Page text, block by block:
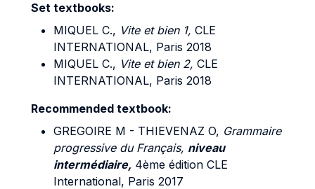
Set textbooks:
MIQUEL C., Vite et bien 1, CLE
INTERNATIONAL, Paris 2018
MIQUEL C., Vite et bien 2, CLE
INTERNATIONAL, Paris 2018
Recommended textbook:
GREGOIRE M - THIEVENAZ O, Grammaire
progressive du Français, niveau
intermédiaire, 4ème édition CLE
International, Paris 2017